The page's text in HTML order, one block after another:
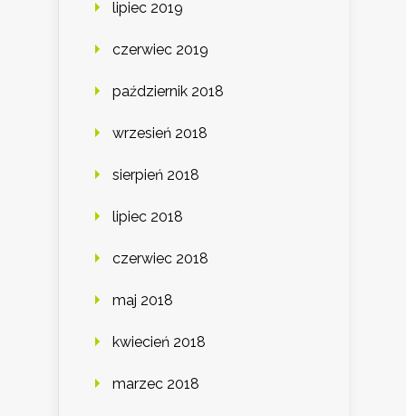
lipiec 2019
czerwiec 2019
październik 2018
wrzesień 2018
sierpień 2018
lipiec 2018
czerwiec 2018
maj 2018
kwiecień 2018
marzec 2018